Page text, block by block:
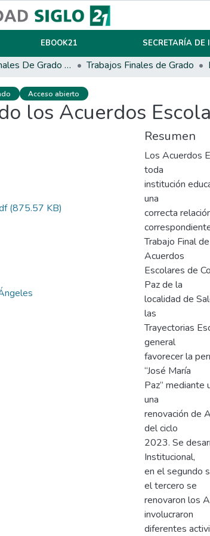
EBOOK21 SECRETARÍA DE
Trabajos Finales De Grado Y Posgrado Trabajos Finales de Grado
Acceso abierto
los Acuerdos
(875.57 KB)
Resumen
Los Acuerdos
toda
institución
una
correcta
Trabajo Final
Acuerdos
Escolares de
Paz de la
localidad de
las
Trayectorias
general
favorecer la
“José María
Paz”
una
renovación de
del ciclo
2023. Se
Institucional,
en el segundo
el tercero se
renovaron los
involucraron
diferentes